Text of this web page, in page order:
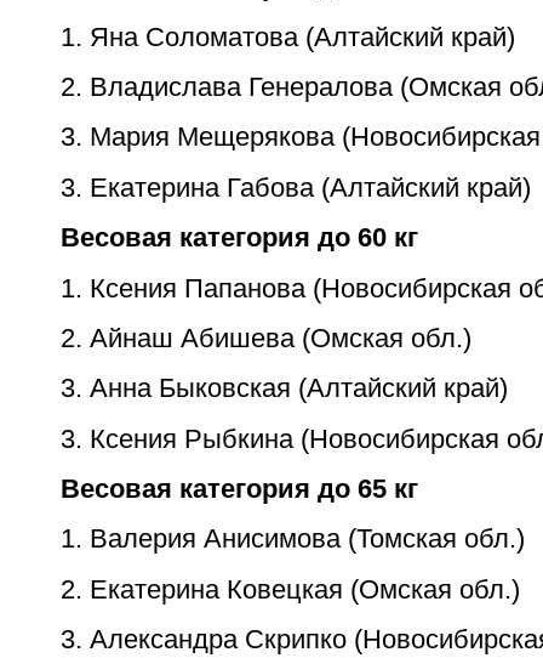
1. Яна Соломатова (Алтайский край)
2. Владислава Генералова (Омская
3. Мария Мещерякова
3. Екатерина Габова (Алтайский край)
Весовая категория до 60 кг
1. Ксения Папанова (Новосибирская
2. Айнаш Абишева (Омская обл.)
3. Анна Быковская (Алтайский край)
3. Ксения Рыбкина (Новосибирская
Весовая категория до 65 кг
1. Валерия Анисимова (Томская обл.)
2. Екатерина Ковецкая (Омская обл.)
3. Александра Скрипко